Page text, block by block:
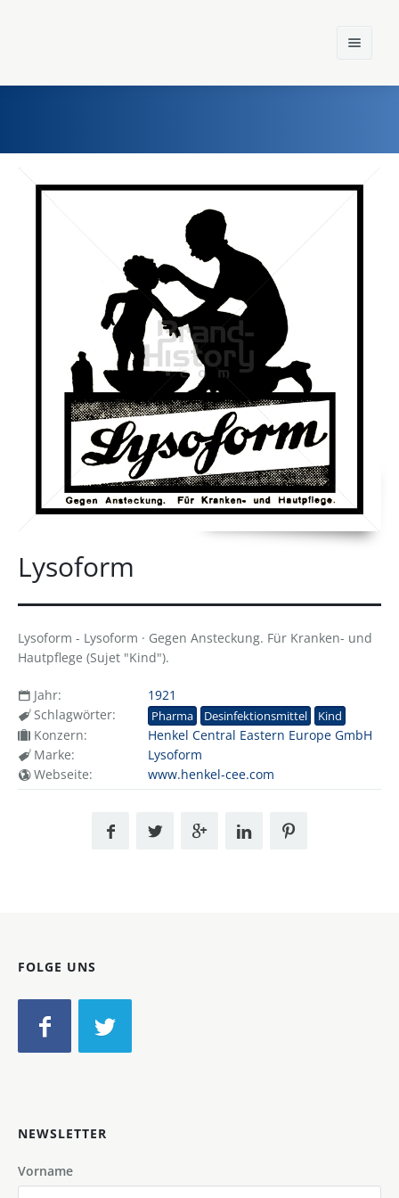
Home
Lysoform
Lysoform - Lysoform · Gegen Ansteckung. Für Kranken- und
Hautpflege (Sujet "Kind").
Jahr:
1921
Schlagwörter:
Pharma Desinfektionsmittel Kind
Konzern:
Henkel Central Eastern Europe GmbH
Marke:
Lysoform
Webseite:
www.henkel-cee.com
FOLGE UNS
NEWSLETTER
Vorname